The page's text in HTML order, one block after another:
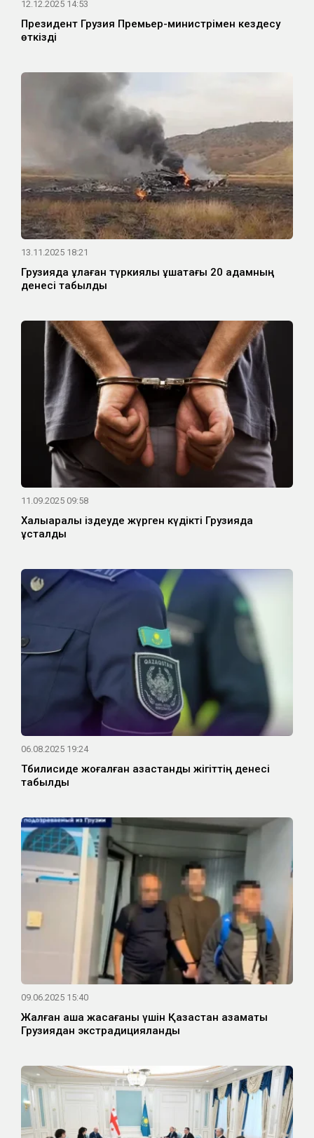
12.12.2025 14:53
Президент Грузия Премьер-министрімен кездесу
өткізді
13.11.2025 18:21
Грузияда құлаған түркиялық ұшақтағы 20 адамның
денесі табылды
11.09.2025 09:58
Халықаралық іздеуде жүрген күдікті Грузияда
ұсталды
06.08.2025 19:24
Тбилисиде жоғалған қазақстандық жігіттің денесі
табылды
09.06.2025 15:40
Жалған ақша жасағаны үшін Қазақстан азаматы
Грузиядан экстрадицияланды